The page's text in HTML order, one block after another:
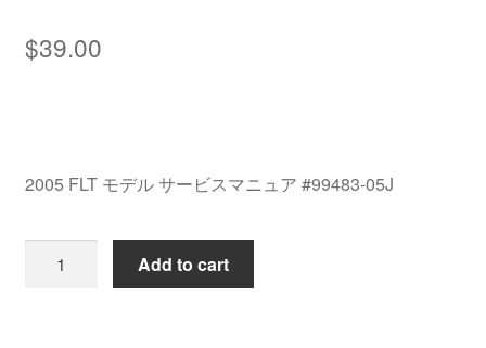
$39.00
2005 FLT モデル サービスマニュア #99483-05J
2005
Add to cart